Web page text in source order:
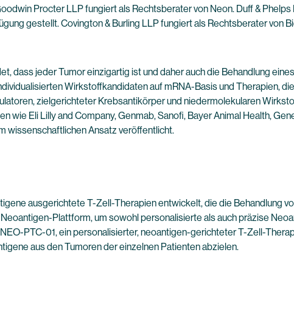
Procter LLP fungiert als Rechtsberater von Neon. Duff &
gestellt. Covington & Burling LLP fungiert als Rechtsberater von
dass jeder Tumor einzigartig ist und daher auch die Behandlung
Wirkstoffkandidaten auf mRNA-Basis und Therapien,
zielgerichteter Krebsantikörper und niedermolekularen
wie Eli Lilly and Company, Genmab, Sanofi, Bayer Animal Health,
wissenschaftlichen Ansatz veröffentlicht.
ausgerichtete T-Zell-Therapien entwickelt, die die Behandlung
Plattform, um sowohl personalisierte als auch präzise
PTC-01, ein personalisierter, neoantigen-gerichteter T-Zell-
aus den Tumoren der einzelnen Patienten abzielen.